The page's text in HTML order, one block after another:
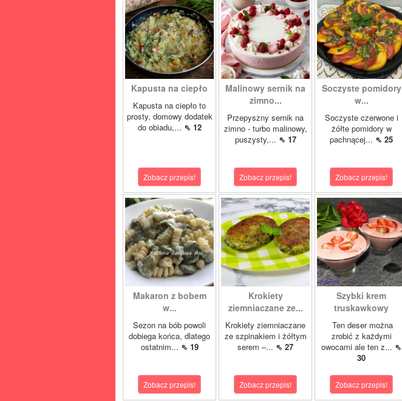
Kapusta na ciepło
Kapusta na ciepło to
prosty, domowy dodatek
do obiadu,... ⇖ 12
Zobacz przepis!
Malinowy sernik na
zimno...
Przepyszny sernik na
zimno - turbo malinowy,
puszysty,... ⇖ 17
Zobacz przepis!
Soczyste pomidory
w...
Soczyste czerwone i
żółte pomidory w
pachnącej... ⇖ 25
Zobacz przepis!
Makaron z bobem
w...
Sezon na bób powoli
dobiega końca, dlatego
ostatnim... ⇖ 19
Zobacz przepis!
Krokiety
ziemniaczane ze...
Krokiety ziemniaczane
ze szpinakiem i żółtym
serem –... ⇖ 27
Zobacz przepis!
Szybki krem
truskawkowy
Ten deser można
zrobić z każdymi
owocami ale ten z... ⇖
30
Zobacz przepis!